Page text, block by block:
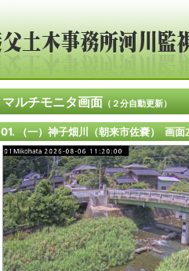
マルチモニタ画面 （２分自動更新）
01. （一）神子畑川（朝来市佐嚢） 画面